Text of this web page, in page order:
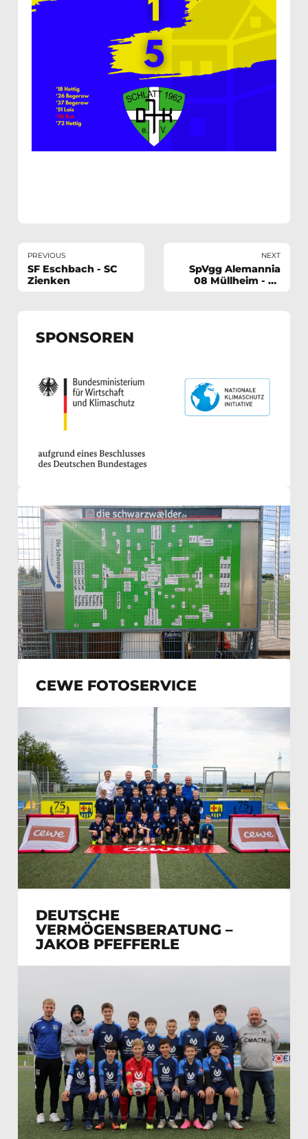
PREVIOUS
SF Eschbach - SC
Zienken
NEXT
SpVgg Alemannia
08 Müllheim - SF
SPONSOREN
CEWE FOTOSERVICE
DEUTSCHE
VERMÖGENSBERATUNG –
JAKOB PFEFFERLE